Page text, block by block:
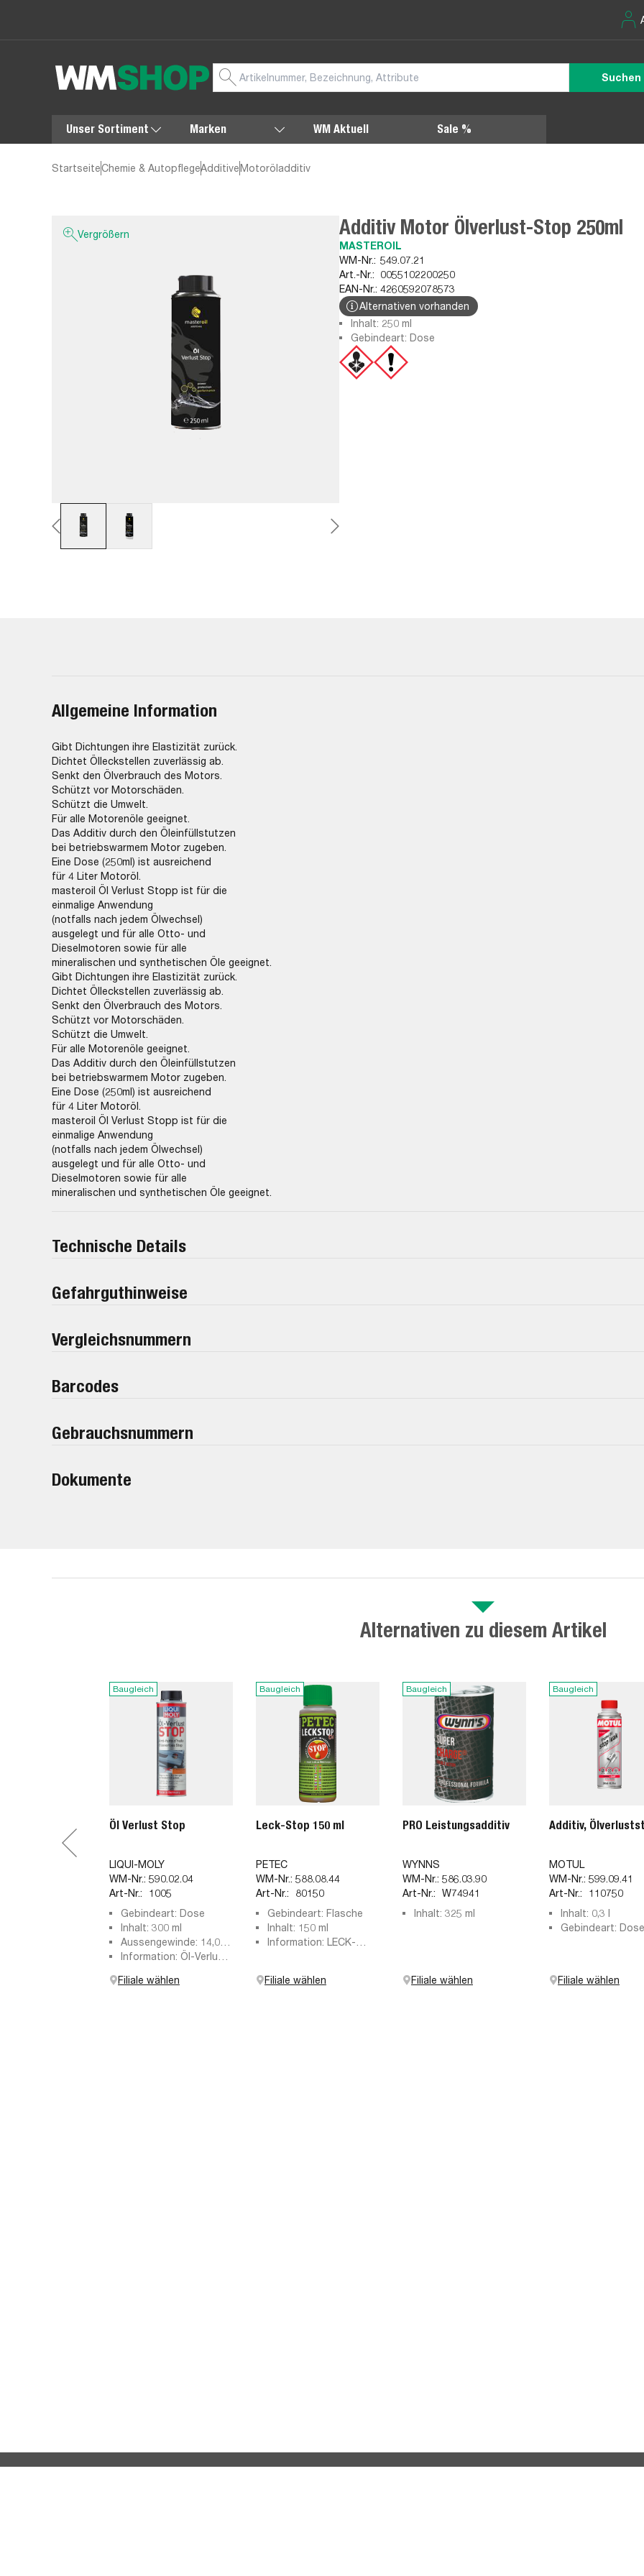
Suchen
Unser Sortiment Marken WM Aktuell Sale %
StartseiteChemie & AutopflegeAdditiveMotoröladditiv
Vergrößern Additiv Motor Ölverlust-Stop 250ml
MASTEROIL
WM-Nr.: 549.07.21
Art.-Nr.: 0055102200250
EAN-Nr.: 4260592078573
Alternativen vorhanden
Inhalt: 250 ml
Gebindeart: Dose
Allgemeine Information
Gibt Dichtungen ihre Elastizität zurück.
Dichtet Ölleckstellen zuverlässig ab.
Senkt den Ölverbrauch des Motors.
Schützt vor Motorschäden.
Schützt die Umwelt.
Für alle Motorenöle geeignet.
Das Additiv durch den Öleinfüllstutzen
bei betriebswarmem Motor zugeben.
Eine Dose (250ml) ist ausreichend
für 4 Liter Motoröl.
masteroil Öl Verlust Stopp ist für die
einmalige Anwendung
(notfalls nach jedem Ölwechsel)
ausgelegt und für alle Otto- und
Dieselmotoren sowie für alle
mineralischen und synthetischen Öle geeignet.
Gibt Dichtungen ihre Elastizität zurück.
Dichtet Ölleckstellen zuverlässig ab.
Senkt den Ölverbrauch des Motors.
Schützt vor Motorschäden.
Schützt die Umwelt.
Für alle Motorenöle geeignet.
Das Additiv durch den Öleinfüllstutzen
bei betriebswarmem Motor zugeben.
Eine Dose (250ml) ist ausreichend
für 4 Liter Motoröl.
masteroil Öl Verlust Stopp ist für die
einmalige Anwendung
(notfalls nach jedem Ölwechsel)
ausgelegt und für alle Otto- und
Dieselmotoren sowie für alle
mineralischen und synthetischen Öle geeignet.
Technische Details
Gefahrguthinweise
Vergleichsnummern
Barcodes
Gebrauchsnummern
Dokumente
Alternativen zu diesem Artikel
Baugleich
Öl Verlust Stop
LIQUI-MOLY
WM-Nr.: 590.02.04
Art-Nr.:
1005
Gebindeart: Dose
Inhalt: 300 ml
Aussengewinde: 14,00
mm
Information: Öl-Verlust
Filiale wählen
Baugleich
Leck-Stop 150 ml
PETEC
WM-Nr.: 588.08.44
Art-Nr.:
80150
Gebindeart: Flasche
Inhalt: 150 ml
Information: LECK-
Filiale wählen
Baugleich
PRO Leistungsadditiv
WYNNS
WM-Nr.: 586.03.90
Art-Nr.: W74941
Inhalt: 325 ml
Filiale wählen
Baugleich
Additiv,
MOTUL
WM-Nr.: 599.09.41
Art-Nr.:
110750
Inhalt: 0,3 l
Gebindeart: Dose
Filiale wählen